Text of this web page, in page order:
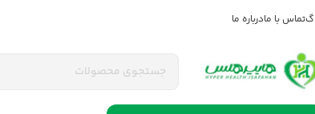
تماس با مادرباره ما